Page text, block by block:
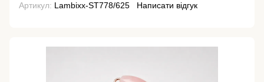
Артикул: Lambixx-ST778/625 Написати відгук